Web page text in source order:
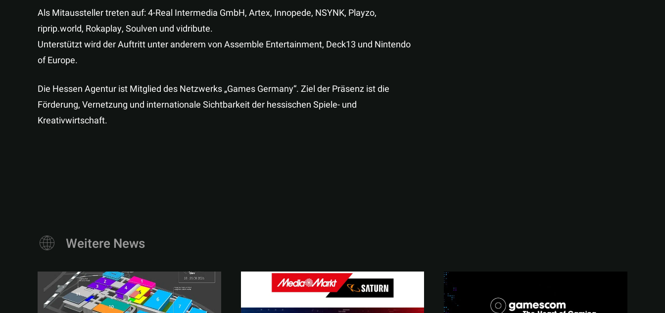
Als Mitaussteller treten auf: 4-Real Intermedia GmbH, Artex, Innopede, NSYNK, Playzo,
riprip.world, Rokaplay, Soulven und vidribute.
Unterstützt wird der Auftritt unter anderem von Assemble Entertainment, Deck13 und Nintendo
of Europe.
Die Hessen Agentur ist Mitglied des Netzwerks „Games Germany“. Ziel der Präsenz ist die
Förderung, Vernetzung und internationale Sichtbarkeit der hessischen Spiele- und
Kreativwirtschaft.
Weitere News